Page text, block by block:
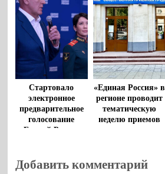
Стартовало
электронное
предварительное
голосование
«Единой России»
«Единая Россия» в
регионе проводит
тематическую
неделю приемов
Добавить комментарий